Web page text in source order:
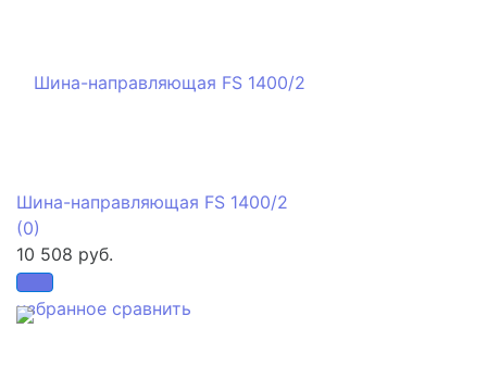
избранное сравнить
Шина-направляющая FS 1400/2
(0)
10 508 руб.